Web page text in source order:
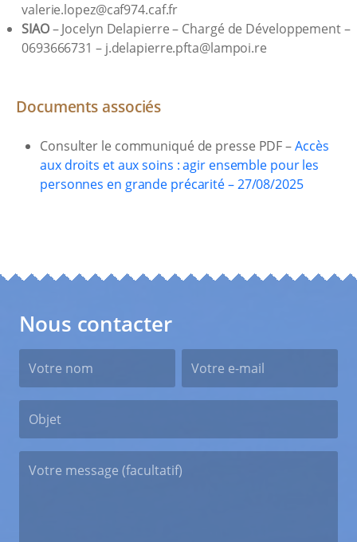
valerie.lopez@caf974.caf.fr
SIAO– Jocelyn Delapierre – Chargé de Développement –
0693666731 – j.delapierre.pfta@lampoi.re
Documents associés
Consulter le communiqué de presse PDF –Accès
aux droits et aux soins : agir ensemble pour les
personnes en grande précarité – 27/08/2025
Nous contacter